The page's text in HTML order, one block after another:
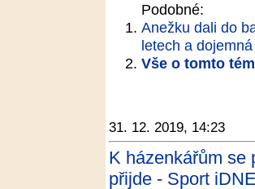
Podobné:
Anežku dali do
letech a
Vše o tomto
31. 12. 2019, 14:23
K házenkářům se
přijde - Sport